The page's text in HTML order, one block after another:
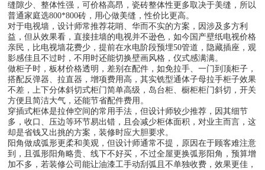
缝隙少、整体性强，可价格高昂，瓷砖整体性更多取决于美缝，所以
普通家庭选800*800砖，用心做美缝，性价比更高。
对于电视墙，设计师常推荐花哨、华而不实的方案，因涉及多方利
益，但从效果看，直接挂墙的电视并不逊色，如今国产壁纸电视价格
亲民，比电视墙花费少，提前在水电阶段预埋50管道，隐藏插座，观
影感佳且不过时，不用时还能切换壁画风格，仪式感满满。
做柜子时，板材价格透明，差别在配件，如免拉手、一门到顶柜子，
搭配反弹器、拉直器，增项费用高，其实铣型通体子母拉手柜子效果
不差，上下分体斜切式柜门简单高级，岛台柜、橱柜柜门斜切，开关
方便且简洁大气，还能节省配件费用。
穿插式柜体是拉伸空间的常用手法，但设计师较少推荐，因其细节
多，收口、压边等环节易出错，且会减少柜体面积，对业主而言，这
却是省钱又出挑的方案，装修时应大胆要求。
阳角做成弧形更柔和美观，但设计师通常不提，原因在于顾客难注意
到，且弧形阳角略贵、线下不好买，不过全屋更换弧形阳角，预算增
加不多，若装修公司能让油漆工手动刮弧且不单独收费，效果更佳，